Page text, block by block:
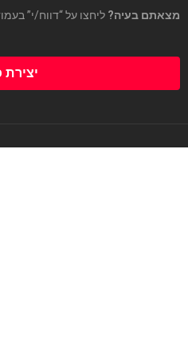
מצאתם בעיה? ליחצו על “דווח/י”